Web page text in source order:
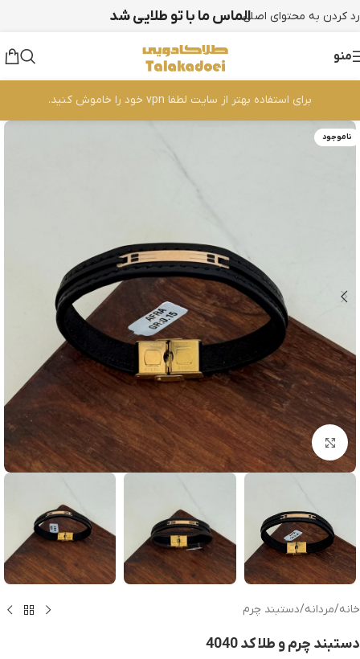
رد کردن به محتوای اصلیالماس ما با تو طلایی شد
منو
برای استفاده بهتر از سایت لطفا vpn خود را خاموش کنید.
ناموجود
بزرگنمایی تصویر
خانه/مردانه/دستبند چرم
دستبند چرم و طلا کد 4040